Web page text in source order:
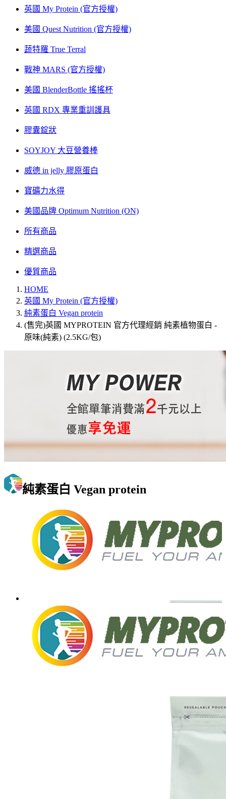
英國 My Protein (官方授權)
美國 Quest Nutrition (官方授權)
蔬特羅 True Terral
戰神 MARS (官方授權)
美國 BlenderBottle 搖搖杯
英國 RDX 專業重訓護具
膠囊錠狀
SOYJOY 大豆營養棒
威德 in jelly 膠原蛋白
寶礦力水得
美國品牌 Optimum Nutrition (ON)
所有商品
精選商品
優質商品
HOME
英國 My Protein (官方授權)
純素蛋白 Vegan protein
(售完)英國 MYPROTEIN 官方代理經銷 純素植物蛋白 -
原味(純素) (2.5KG/包)
純素蛋白 Vegan protein